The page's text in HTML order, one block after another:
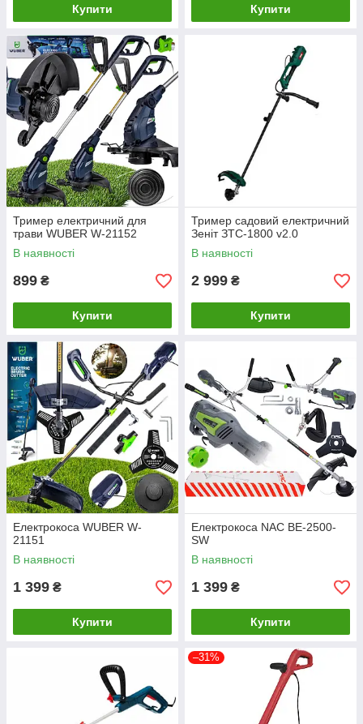
Купити Купити
Тример електричний для
трави WUBER W-21152
В наявності
899 ₴
Купити
Тример садовий електричний
Зеніт ЗТС-1800 v2.0
В наявності
2 999 ₴
Купити
Електрокоса WUBER W-
21151
В наявності
1 399 ₴
Купити
Електрокоса NAC BE-2500-
SW
В наявності
1 399 ₴
Купити
–31%